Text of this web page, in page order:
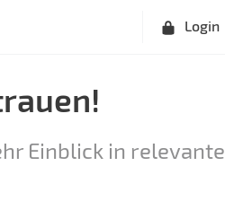
Login
Einblick in relevante